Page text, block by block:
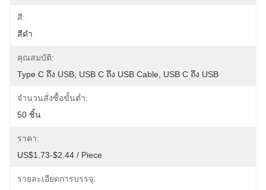
สี:
สีดำ
คุณสมบัติ:
Type C ถึง USB, USB C ถึง USB Cable, USB C ถึง USB
จำนวนสั่งซื้อขั้นต่ำ:
50 ชิ้น
ราคา:
US$1.73-$2.44 / Piece
รายละเอียดการบรรจุ: